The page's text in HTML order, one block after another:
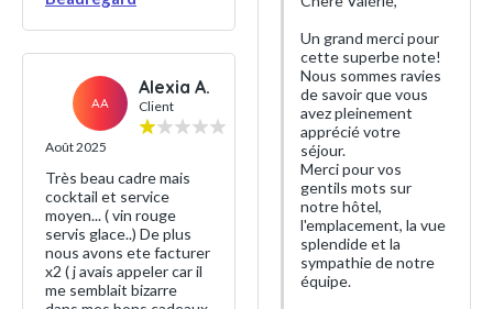
AA
Alexia A.
Client
Août 2025
Très beau cadre mais
cocktail et service
moyen... ( vin rouge
servis glace..) De plus
nous avons ete facturer
x2 ( j avais appeler car il
me semblait bizarre
Un grand merci pour
cette superbe note!
Nous sommes ravies
de savoir que vous
avez pleinement
apprécié votre
séjour.
Merci pour vos
gentils mots sur
notre hôtel,
l'emplacement, la vue
splendide et la
sympathie de notre
équipe.